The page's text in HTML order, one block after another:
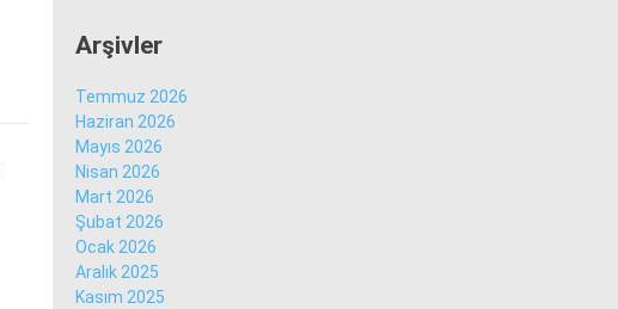
Arşivler
Temmuz 2026
Haziran 2026
Mayıs 2026
Nisan 2026
Mart 2026
Şubat 2026
Ocak 2026
Aralık 2025
Kasım 2025